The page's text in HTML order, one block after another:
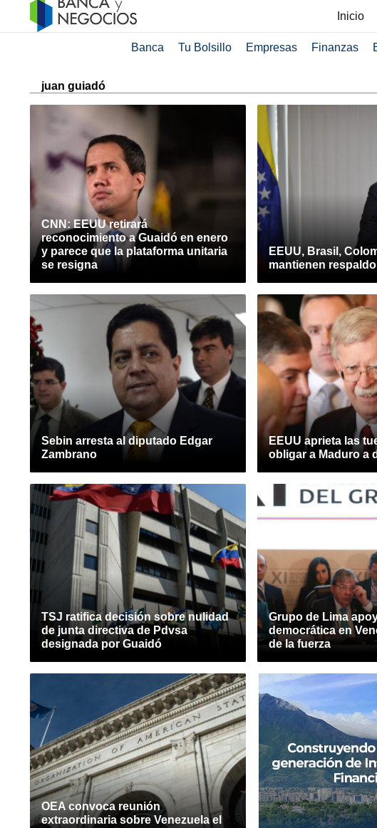
Inicio
Banca Tu Bolsillo Empresas Finanzas
juan guiadó
CNN: EEUU retirará
reconocimiento a Guaidó en enero
y parece que la plataforma unitaria
se resigna
EEUU, Brasil,
mantienen
Sebin arresta al diputado Edgar
Zambrano
EEUU aprieta las
obligar a Maduro a
TSJ ratifica decisión sobre nulidad
de junta directiva de Pdvsa
designada por Guaidó
Grupo de Lima
democrática en
de la fuerza
OEA convoca reunión
extraordinaria sobre Venezuela el